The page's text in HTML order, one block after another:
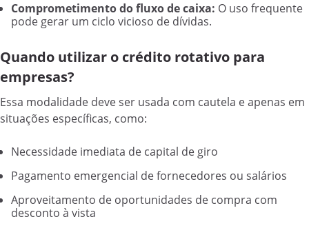
Comprometimento do fluxo de caixa: O uso frequente
pode gerar um ciclo vicioso de dívidas.
Quando utilizar o crédito rotativo para
empresas?
Essa modalidade deve ser usada com cautela e apenas em
situações específicas, como:
Necessidade imediata de capital de giro
Pagamento emergencial de fornecedores ou salários
Aproveitamento de oportunidades de compra com
desconto à vista